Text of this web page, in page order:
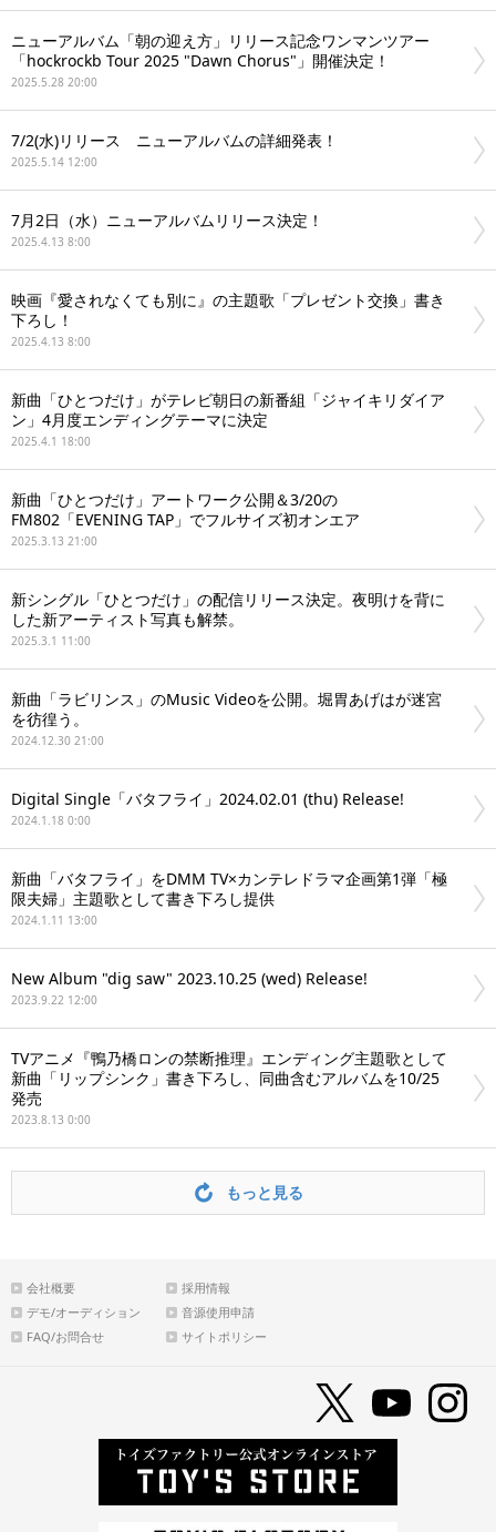
ニューアルバム「朝の迎え方」リリース記念ワンマンツアー
「hockrockb Tour 2025 "Dawn Chorus"」開催決定！
2025.5.28 20:00
7/2(水)リリース ニューアルバムの詳細発表！
2025.5.14 12:00
7月2日（水）ニューアルバムリリース決定！
2025.4.13 8:00
映画『愛されなくても別に』の主題歌「プレゼント交換」書き
下ろし！
2025.4.13 8:00
新曲「ひとつだけ」がテレビ朝日の新番組「ジャイキリダイア
ン」4月度エンディングテーマに決定
2025.4.1 18:00
新曲「ひとつだけ」アートワーク公開＆3/20の
FM802「EVENING TAP」でフルサイズ初オンエア
2025.3.13 21:00
新シングル「ひとつだけ」の配信リリース決定。夜明けを背に
した新アーティスト写真も解禁。
2025.3.1 11:00
新曲「ラビリンス」のMusic Videoを公開。堀胃あげはが迷宮
を彷徨う。
2024.12.30 21:00
Digital Single「バタフライ」2024.02.01 (thu) Release!
2024.1.18 0:00
新曲「バタフライ」をDMM TV×カンテレドラマ企画第1弾「極
限夫婦」主題歌として書き下ろし提供
2024.1.11 13:00
New Album "dig saw" 2023.10.25 (wed) Release!
2023.9.22 12:00
TVアニメ『鴨乃橋ロンの禁断推理』エンディング主題歌として
新曲「リップシンク」書き下ろし、同曲含むアルバムを10/25
発売
2023.8.13 0:00
もっと見る
会社概要
採用情報
デモ/オーディション
音源使用申請
FAQ/お問合せ
サイトポリシー